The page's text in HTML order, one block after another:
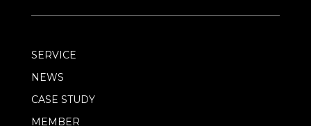
SERVICE
NEWS
CASE STUDY
MEMBER